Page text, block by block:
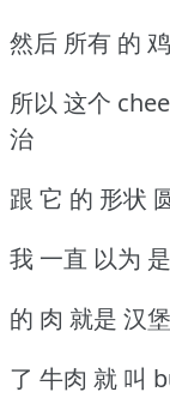
然后 所有 的
所以 这个
治
跟 它 的 形状
我 一直 以为
的 肉 就是 汉
了 牛肉 就 叫